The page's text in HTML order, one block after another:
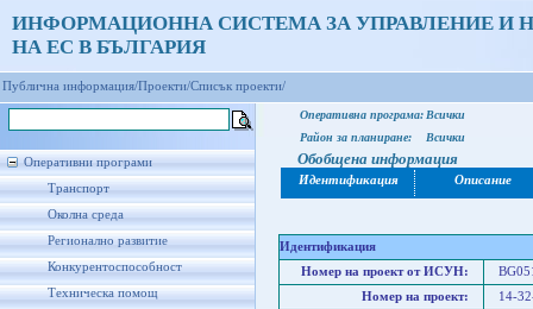
ИНФОРМАЦИОННА СИСТЕМА ЗА УПРАВЛЕНИЕ И
НА ЕС В БЪЛГАРИЯ
Публична информация/Проекти/Списък проекти/
Оперативни програми
Транспорт
Околна среда
Регионално развитие
Конкурентоспособност
Техническа помощ
Оперативна програма: Всички
Район за планиране:
Всички
Обобщена информация
Идентификация Описание
Идентификация
Номер на проект от ИСУН:
Номер на проект:
14-